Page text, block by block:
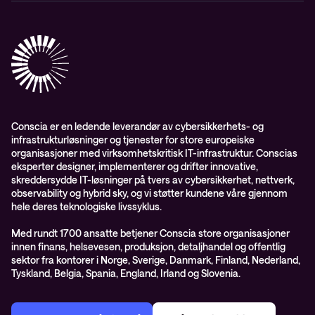
Conscia Education Services
Conscia er en ledende leverandør av cybersikkerhets- og
infrastrukturløsninger og tjenester for store europeiske
organisasjoner med virksomhetskritisk IT-infrastruktur. Conscias
eksperter designer, implementerer og drifter innovative,
skreddersydde IT-løsninger på tvers av cybersikkerhet, nettverk,
observability og hybrid sky, og vi støtter kundene våre gjennom
hele deres teknologiske livssyklus.
Med rundt 1700 ansatte betjener Conscia store organisasjoner
innen finans, helsevesen, produksjon, detaljhandel og offentlig
sektor fra kontorer i Norge, Sverige, Danmark, Finland, Nederland,
Tyskland, Belgia, Spania, England, Irland og Slovenia.